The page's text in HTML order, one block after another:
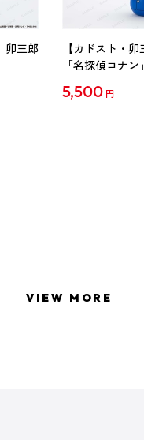
卯三郎
【カドスト・
「名探偵コナ
5,500 円
VIEW MORE